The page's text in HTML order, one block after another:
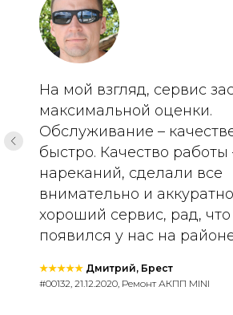
На мой взгляд, сервис
максимальной оценки.
Обслуживание –
быстро. Качество работы
нареканий, сделали все
внимательно и
хороший сервис, рад, что
появился у нас на
★★★★★ Дмитрий, Брест
#00132, 21.12.2020, Ремонт АКПП MINI